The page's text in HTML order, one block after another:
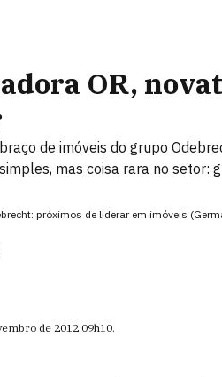
OR,
de imóveis do grupo
mas coisa rara no setor:
próximos de liderar em imóveis
de 2012 09h10.